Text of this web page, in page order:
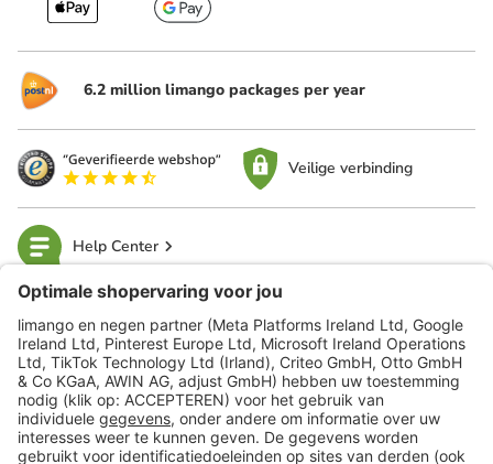
6.2 million limango packages per year
Veilige verbinding
Help Center
limango
Veilig winkelen
Klantenservice